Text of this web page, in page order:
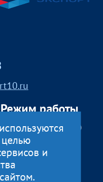
Режим работы
пн — чт:09:00 — 18:00
пт:09:00 — 17:00
обед с 13:00 до 14:00
сб, вс
и